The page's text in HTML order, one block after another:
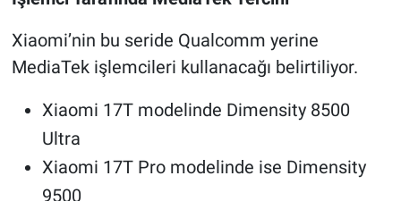
Xiaomi’nin bu seride Qualcomm yerine
MediaTek işlemcileri kullanacağı belirtiliyor.
Xiaomi 17T modelinde Dimensity 8500
Ultra
Xiaomi 17T Pro modelinde ise Dimensity
9500